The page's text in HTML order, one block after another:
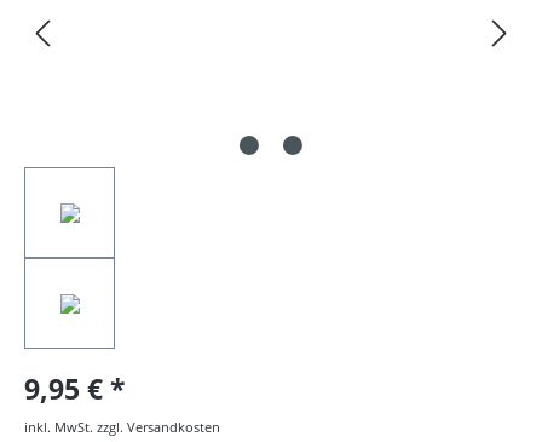
9,95 €
inkl. MwSt. zzgl. Versandkosten